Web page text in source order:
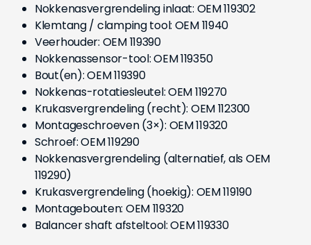
Nokkenasvergrendeling inlaat: OEM 119302
Klemtang / clamping tool: OEM 11940
Veerhouder: OEM 119390
Nokkenassensor-tool: OEM 119350
Bout(en): OEM 119390
Nokkenas-rotatiesleutel: OEM 119270
Krukasvergrendeling (recht): OEM 112300
Montageschroeven (3×): OEM 119320
Schroef: OEM 119290
Nokkenasvergrendeling (alternatief, als OEM
119290)
Krukasvergrendeling (hoekig): OEM 119190
Montagebouten: OEM 119320
Balancer shaft afsteltool: OEM 119330